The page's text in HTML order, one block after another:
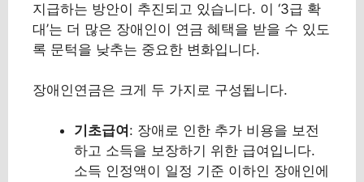
지급하는 방안이 추진되고 있습니다. 이 ‘3급 확
대’는 더 많은 장애인이 연금 혜택을 받을 수 있도
록 문턱을 낮추는 중요한 변화입니다.
장애인연금은 크게 두 가지로 구성됩니다.
기초급여 : 장애로 인한 추가 비용을 보전
하고 소득을 보장하기 위한 급여입니다.
소득 인정액이 일정 기준 이하인 장애인에